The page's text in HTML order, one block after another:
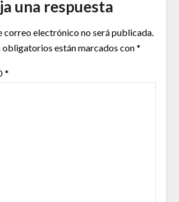
una respuesta
correo electrónico no será publicada.
obligatorios están marcados con*
*